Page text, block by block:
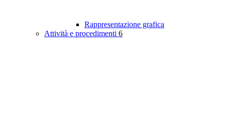
Rappresentazione grafica
Attività e procedimenti 6